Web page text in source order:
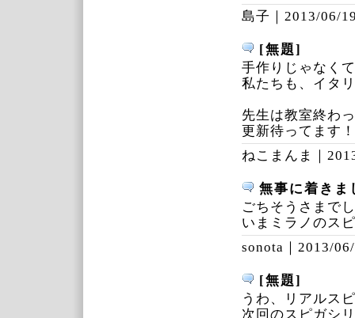
島子｜ 2013/06/
[無題]
手作りじゃなく
私たちも、イタ
先生は教室終わ
更新待ってます！
ねこまんま｜
無事に着きま
ごちそうさまで
いまミラノのス
sonota｜ 2013/
[無題]
うわ、リアルス
次回のスピガシ